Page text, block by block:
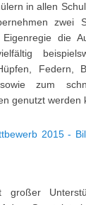
in allen
zwei
die
Federn,
zum
genutzt werden